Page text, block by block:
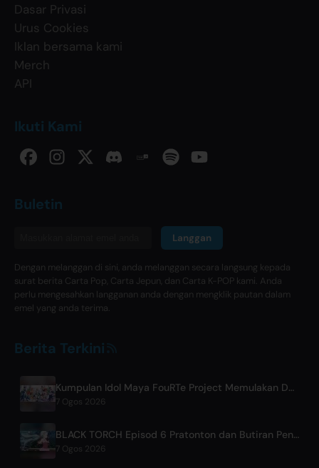
Dasar Privasi
Urus Cookies
Iklan bersama kami
Merch
API
Ikuti Kami
Buletin
Langgan
Dengan melanggan di sini, anda melanggan secara langsung kepada
surat berita Carta Pop, Carta Jepun, dan Carta K-POP kami. Anda
perlu mengesahkan langganan anda dengan mengklik pautan dalam
emel yang anda terima.
Berita Terkini
Kumpulan Idol Maya FouRTe Project Memulakan Debut Dengan Album 'ALL IN' Diterbitkan Oleh ☆Taku Takahashi m-flo
7 Ogos 2026
BLACK TORCH Episod 6 Pratonton dan Butiran Penstriman
7 Ogos 2026